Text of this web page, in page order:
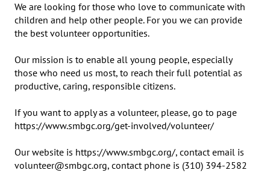
We are looking for those who love to communicate with
children and help other people. For you we can provide
the best volunteer opportunities.
Our mission is to enable all young people, especially
those who need us most, to reach their full potential as
productive, caring, responsible citizens.
If you want to apply as a volunteer, please, go to page
https://www.smbgc.org/get-involved/volunteer/
Our website is https://www.smbgc.org/, contact email is
volunteer@smbgc.org, contact phone is (310) 394-2582